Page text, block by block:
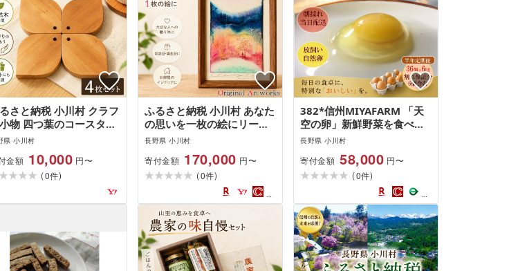
さと納税 小川村 クラフ
物 四つ葉のコースター
木コースター)*251
県 小川村
金額 10,000 円〜
(0件)
ふるさと納税 小川村 あなた
の思いを一枚の絵にリーデ
ィングペイントアート*256
長野県 小川村
寄付金額 170,000 円〜
(0件)
382*信州MIYAFARM 「天
空の卵」新鮮野菜を食べて
育った放し飼い自然卵 6ヶ
長野県 小川村
寄付金額 58,000 円〜
(0件)